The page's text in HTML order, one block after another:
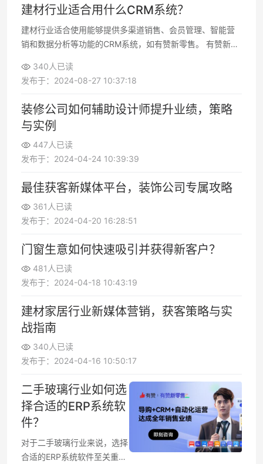
建材行业适合用什么CRM系统？
建材行业适合使用能够提供多渠道销售、会员管理、智能营
销和数据分析等功能的CRM系统，如有赞新零售。 有赞新零
现全域客户精细化运营，深度挖掘客户价值，提升复购率。
340人已读
发布于：2024-08-27 10:37:18
装修公司如何辅助设计师提升业绩，策略
与实例
447人已读
发布于：2024-04-24 10:39:39
最佳获客新媒体平台，装饰公司专属攻略
361人已读
发布于：2024-04-20 16:28:51
门窗生意如何快速吸引并获得新客户？
481人已读
发布于：2024-04-18 10:43:19
建材家居行业新媒体营销，获客策略与实
战指南
340人已读
发布于：2024-04-16 10:50:17
二手玻璃行业如何选
择合适的ERP系统软
件？
对于二手玻璃行业来说，选择
合适的ERP系统软件至关重